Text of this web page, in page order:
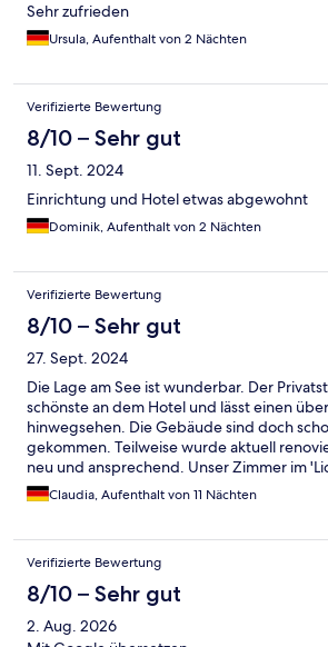
Sehr zufrieden
Ursula, Aufenthalt von 2 Nächten
Verifizierte Bewertung
8/10 – Sehr gut
11. Sept. 2024
Einrichtung und Hotel etwas abgewohnt
Dominik, Aufenthalt von 2 Nächten
Verifizierte Bewertung
8/10 – Sehr gut
27. Sept. 2024
Die Lage am See ist wunderbar. Der
schönste an dem Hotel und lässt einen
hinwegsehen. Die Gebäude sind doch
gekommen. Teilweise wurde aktuell
neu und ansprechend. Unser Zimmer im
dem Stand der 90er. Viel zuwenig Platz im
dem Koffer gelebt. Hallenbad ist wohl noch
Fliesen. Das All Inkl. war in Ordnung für 3
besonderes, aber ok. Z.b. gibt es Cocktails
Bezahlung. Inbegriffen sind Wein, Bier,
Longdrinks. Was ja auch reicht. Das Essen
die Auswahl gut, wiederholt sich nach 7
Claudia, Aufenthalt von 11 Nächten
Verifizierte Bewertung
8/10 – Sehr gut
2. Aug. 2026